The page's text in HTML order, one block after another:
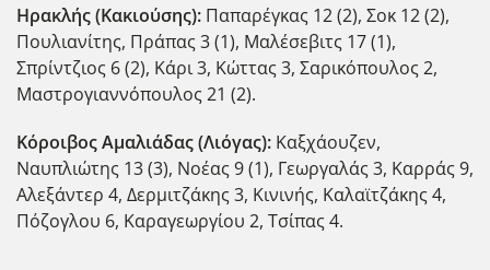
Ηρακλής (Κακιούσης): Παπαρέγκας 12 (2), Σοκ 12 (2),
Πουλιανίτης, Πράπας 3 (1), Μαλέσεβιτς 17 (1),
Σπρίντζιος 6 (2), Κάρι 3, Κώττας 3, Σαρικόπουλος 2,
Μαστρογιαννόπουλος 21 (2).
Κόροιβος Αμαλιάδας (Λιόγας): Καξχάουζεν,
Ναυπλιώτης 13 (3), Νοέας 9 (1), Γεωργαλάς 3, Καρράς 9,
Αλεξάντερ 4, Δερμιτζάκης 3, Κινινής, Καλαϊτζάκης 4,
Πόζογλου 6, Καραγεωργίου 2, Τσίπας 4.